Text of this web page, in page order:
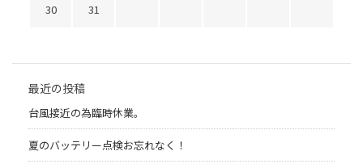
30
31
最近の投稿
台風接近の為臨時休業。
夏のバッテリー点検お忘れなく！